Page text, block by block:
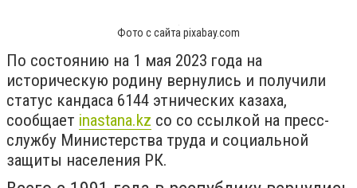
Фото с сайта pixabay.com
По состоянию на 1 мая 2023 года на
историческую родину вернулись и получили
статус кандаса 6144 этнических казаха,
сообщает inastana.kz со со ссылкой на пресс-
службу Министерства труда и социальной
защиты населения РК.